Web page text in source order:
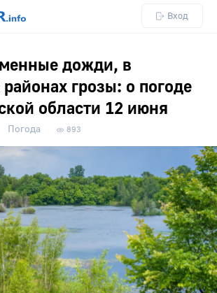
Вход
дожди, в
грозы: о погоде
области 12 июня
Погода 893